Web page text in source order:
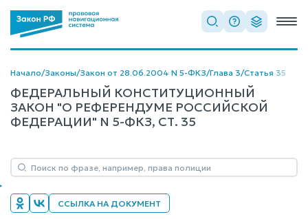
Начало/Законы/Закон от 28.06.2004 N 5-ФКЗ/Глава 3/Статья 35
ФЕДЕРАЛЬНЫЙ КОНСТИТУЦИОННЫЙ
ЗАКОН "О РЕФЕРЕНДУМЕ РОССИЙСКОЙ
ФЕДЕРАЦИИ" N 5-ФКЗ, СТ. 35
ССЫЛКА НА ДОКУМЕНТ